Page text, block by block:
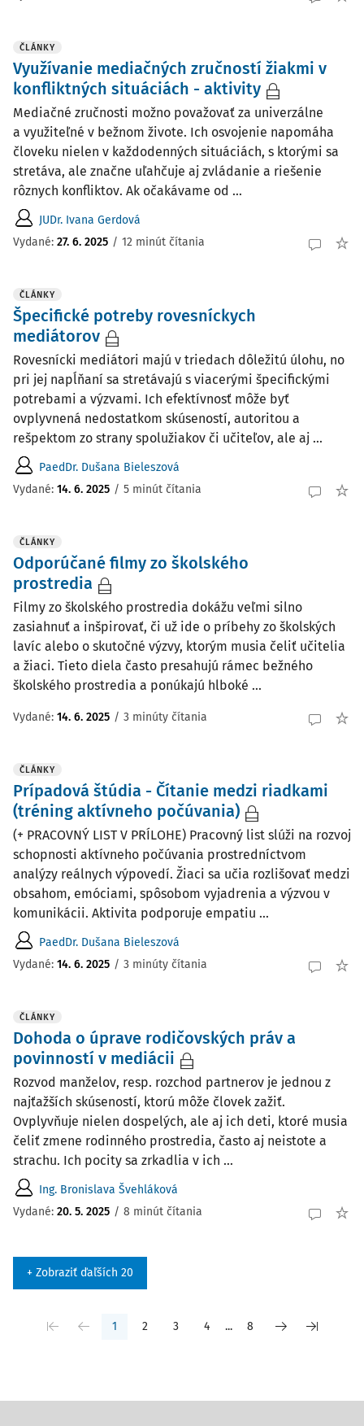
ČLÁNKY
Využívanie mediačných zručností žiakmi v
konfliktných situáciách - aktivity
Mediačné zručnosti možno považovať za univerzálne
a využiteľné v bežnom živote. Ich osvojenie napomáha
človeku nielen v každodenných situáciách, s ktorými sa
stretáva, ale značne uľahčuje aj zvládanie a riešenie
rôznych konfliktov. Ak očakávame od ...
JUDr. Ivana Gerdová
Vydané: 27. 6. 2025 / 12 minút čítania
ČLÁNKY
Špecifické potreby rovesníckych
mediátorov
Rovesnícki mediátori majú v triedach dôležitú úlohu, no
pri jej napĺňaní sa stretávajú s viacerými špecifickými
potrebami a výzvami. Ich efektívnosť môže byť
ovplyvnená nedostatkom skúseností, autoritou a
rešpektom zo strany spolužiakov či učiteľov, ale aj ...
PaedDr. Dušana Bieleszová
Vydané: 14. 6. 2025 / 5 minút čítania
ČLÁNKY
Odporúčané filmy zo školského
prostredia
Filmy zo školského prostredia dokážu veľmi silno
zasiahnuť a inšpirovať, či už ide o príbehy zo školských
lavíc alebo o skutočné výzvy, ktorým musia čeliť učitelia
a žiaci. Tieto diela často presahujú rámec bežného
školského prostredia a ponúkajú hlboké ...
Vydané: 14. 6. 2025 / 3 minúty čítania
ČLÁNKY
Prípadová štúdia - Čítanie medzi riadkami
(tréning aktívneho počúvania)
(+ PRACOVNÝ LIST V PRÍLOHE) Pracovný list slúži na rozvoj
schopnosti aktívneho počúvania prostredníctvom
analýzy reálnych výpovedí. Žiaci sa učia rozlišovať medzi
obsahom, emóciami, spôsobom vyjadrenia a výzvou v
komunikácii. Aktivita podporuje empatiu ...
PaedDr. Dušana Bieleszová
Vydané: 14. 6. 2025 / 3 minúty čítania
ČLÁNKY
Dohoda o úprave rodičovských práv a
povinností v mediácii
Rozvod manželov, resp. rozchod partnerov je jednou z
najťažších skúseností, ktorú môže človek zažiť.
Ovplyvňuje nielen dospelých, ale aj ich deti, ktoré musia
čeliť zmene rodinného prostredia, často aj neistote a
strachu. Ich pocity sa zrkadlia v ich ...
Ing. Bronislava Švehláková
Vydané: 20. 5. 2025 / 8 minút čítania
+ Zobraziť ďaľších 20
1 2 3 4 ... 8